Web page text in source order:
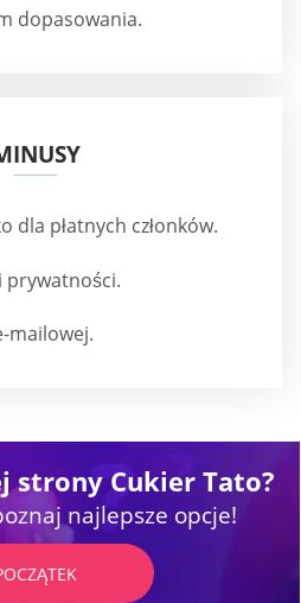
dopasowania.
dla płatnych członków.
prywatności.
mailowej.
strony Cukier Tato?
najlepsze opcje!